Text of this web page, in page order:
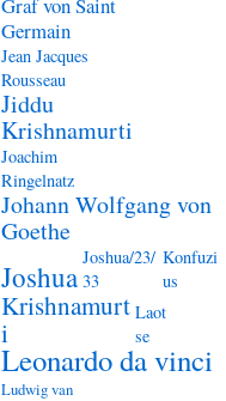
Germain
Jean Jacques
Rousseau
Jiddu
Krishnamurti
Joachim
Ringelnatz
Johann Wolfgang von
Goethe
Joshua
Joshua/23/
33
Konfuzi
us
Krishnamurt
i
Laot
se
Leonardo da vinci
Ludwig van